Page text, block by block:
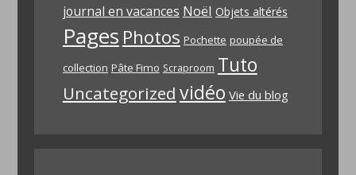
journal en vacances Noël Objets altérés
Pages Photos Pochette poupée de
collection Pâte Fimo Scraproom Tuto
Uncategorized vidéo Vie du blog